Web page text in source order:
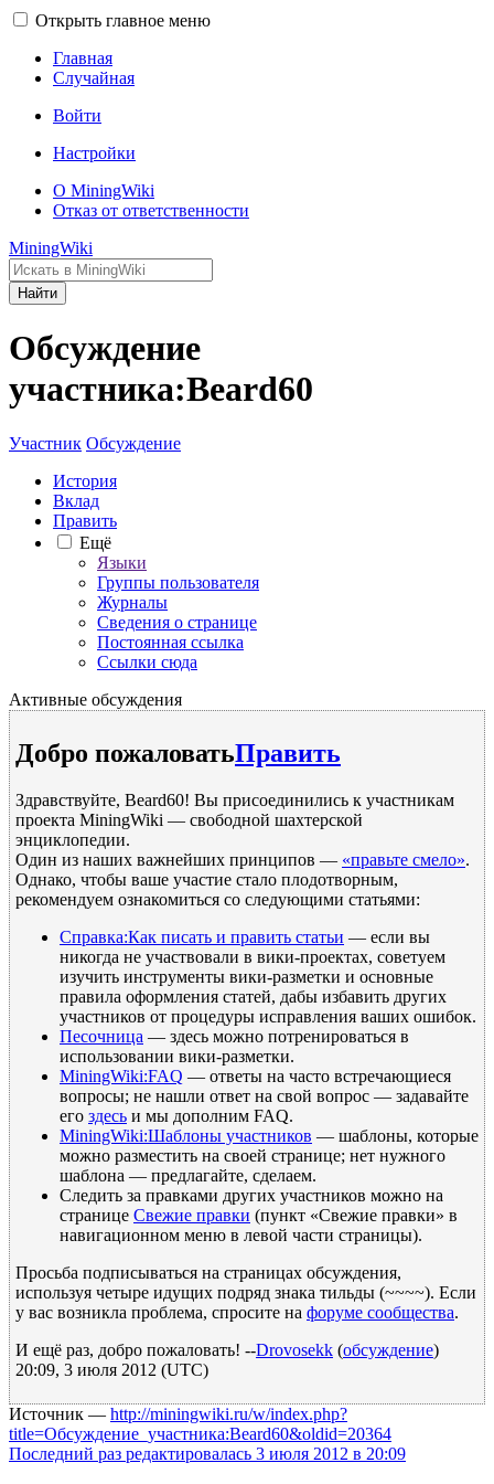
Открыть главное меню
Главная
Случайная
Войти
Настройки
О MiningWiki
Отказ от ответственности
MiningWiki
Найти
Обсуждение
участника:Beard60
Участник Обсуждение
История
Вклад
Править
Ещё
Языки
Группы пользователя
Журналы
Сведения о странице
Постоянная ссылка
Ссылки сюда
Активные обсуждения
Добро пожаловатьПравить
Здравствуйте, Beard60! Вы присоединились к участникам
проекта MiningWiki — свободной шахтерской
энциклопедии.
Один из наших важнейших принципов — «правьте смело».
Однако, чтобы ваше участие стало плодотворным,
рекомендуем ознакомиться со следующими статьями:
Справка:Как писать и править статьи — если вы
никогда не участвовали в вики-проектах, советуем
изучить инструменты вики-разметки и основные
правила оформления статей, дабы избавить других
участников от процедуры исправления ваших ошибок.
Песочница — здесь можно потренироваться в
использовании вики-разметки.
MiningWiki:FAQ — ответы на часто встречающиеся
вопросы; не нашли ответ на свой вопрос — задавайте
его здесь и мы дополним FAQ.
MiningWiki:Шаблоны участников — шаблоны, которые
можно разместить на своей странице; нет нужного
шаблона — предлагайте, сделаем.
Следить за правками других участников можно на
странице Свежие правки (пункт «Свежие правки» в
навигационном меню в левой части страницы).
Просьба подписываться на страницах обсуждения,
используя четыре идущих подряд знака тильды (~~~~). Если
у вас возникла проблема, спросите на форуме сообщества.
И ещё раз, добро пожаловать! --Drovosekk (обсуждение)
20:09, 3 июля 2012 (UTC)
Источник — http://miningwiki.ru/w/index.php?
title=Обсуждение_участника:Beard60&oldid=20364
Последний раз редактировалась 3 июля 2012 в 20:09